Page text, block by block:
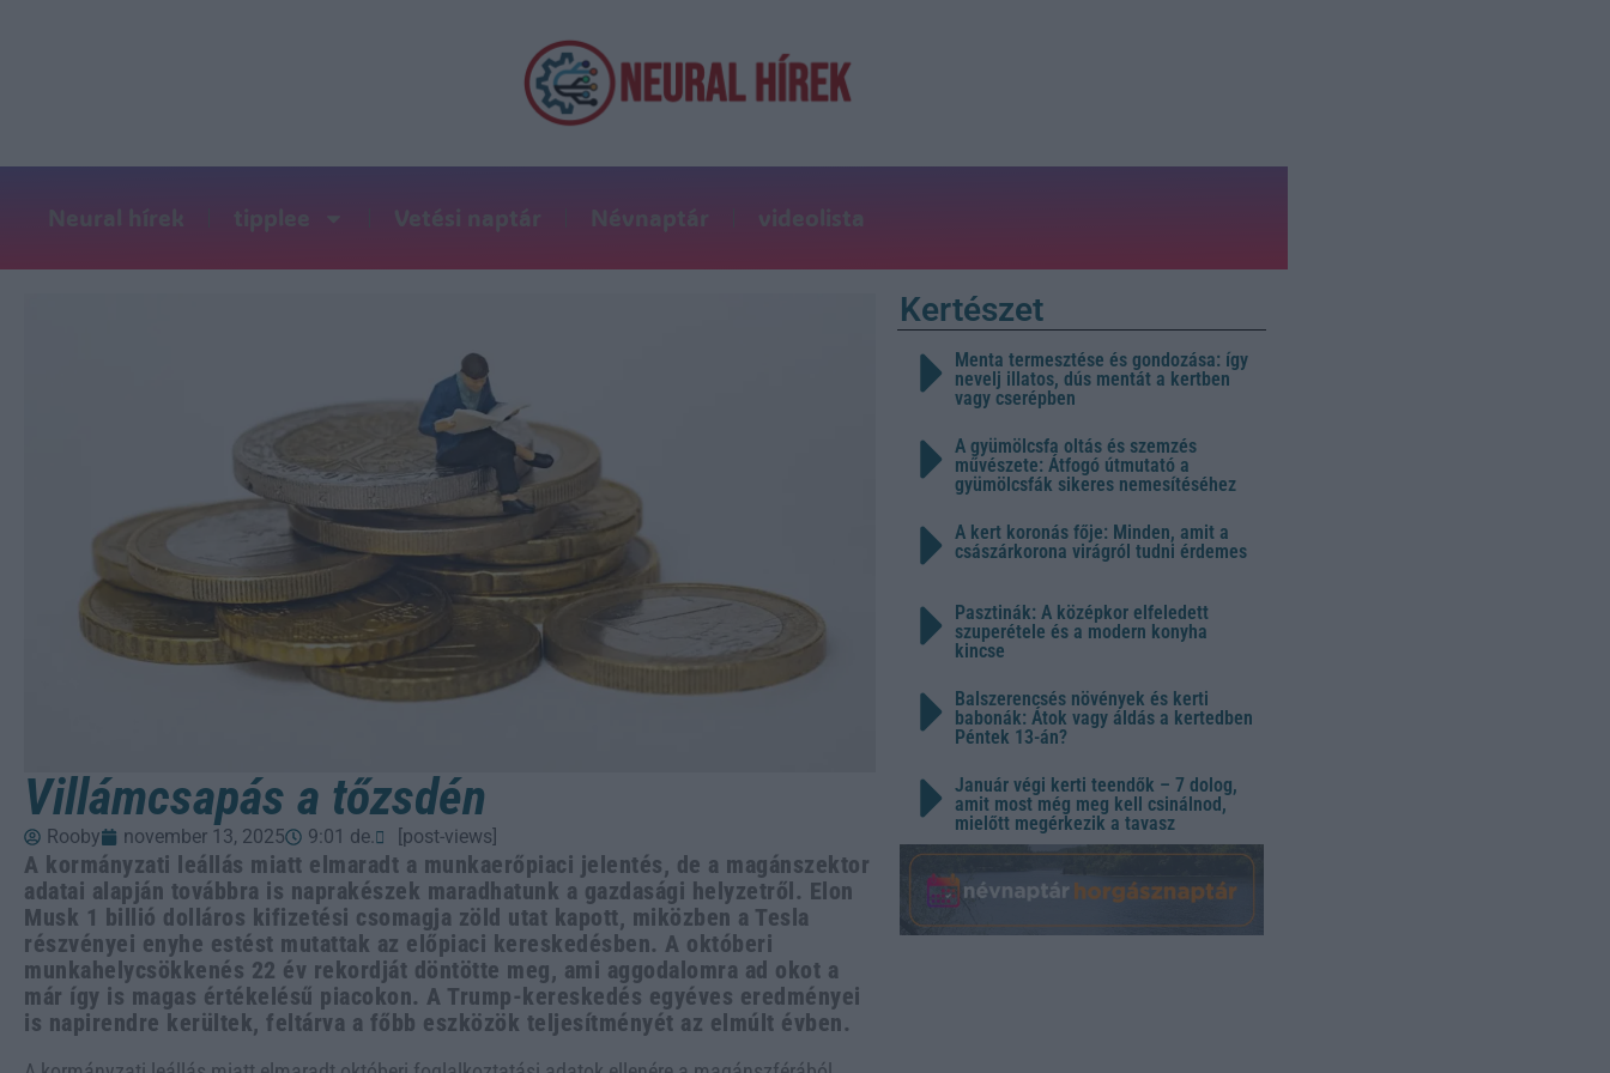
Neural hírek tipplee Vetési naptár Névnaptár videolista
Villámcsapás a tőzsdén
Rooby november 13, 2025 9:01 de. [post-views]
A kormányzati leállás miatt elmaradt a munkaerőpiaci jelentés, de a magánszektor
adatai alapján továbbra is naprakészek maradhatunk a gazdasági helyzetről. Elon
Musk 1 billió dolláros kifizetési csomagja zöld utat kapott, miközben a Tesla
részvényei enyhe estést mutattak az előpiaci kereskedésben. A októberi
munkahelycsökkenés 22 év rekordját döntötte meg, ami aggodalomra ad okot a
már így is magas értékelésű piacokon. A Trump-kereskedés egyéves eredményei
is napirendre kerültek, feltárva a főbb eszközök teljesítményét az elmúlt évben.
Kertészet
Menta termesztése és gondozása: így
nevelj illatos, dús mentát a kertben
vagy cserépben
A gyümölcsfa oltás és szemzés
művészete: Átfogó útmutató a
gyümölcsfák sikeres nemesítéséhez
A kert koronás fője: Minden, amit a
császárkorona virágról tudni érdemes
Pasztinák: A középkor elfeledett
szuperétele és a modern konyha
kincse
Balszerencsés növények és kerti
babonák: Átok vagy áldás a kertedben
Péntek 13-án?
Január végi kerti teendők – 7 dolog,
amit most még meg kell csinálnod,
mielőtt megérkezik a tavasz